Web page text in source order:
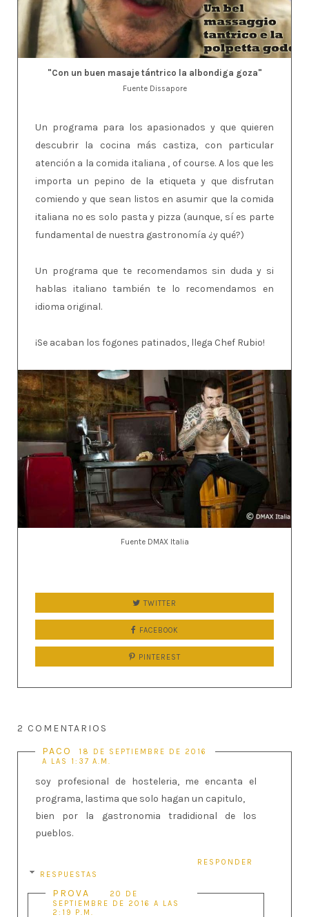
"Con un buen masaje tántrico la albondiga goza"
Fuente Dissapore
Un programa para los apasionados y que quieren
descubrir la cocina más castiza, con particular
atención a la comida italiana , of course. A los que les
importa un pepino de la etiqueta y que disfrutan
comiendo y que sean listos en asumir que la comida
italiana no es solo pasta y pizza (aunque, sí es parte
fundamental de nuestra gastronomía ¿y qué?)
Un programa que te recomendamos sin duda y si
hablas italiano también te lo recomendamos en
idioma original.
¡Se acaban los fogones patinados, llega Chef Rubio!
Fuente DMAX Italia
TWITTER
FACEBOOK
PINTEREST
2 COMENTARIOS
PACO
18 DE SEPTIEMBRE DE 2016
A LAS 1:37 A.M.
soy profesional de hosteleria, me encanta el
programa, lastima que solo hagan un capitulo,
bien por la gastronomia tradidional de los
pueblos.
RESPONDER
RESPUESTAS
PROVA
20 DE
SEPTIEMBRE DE 2016 A LAS
2:19 P.M.